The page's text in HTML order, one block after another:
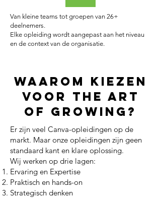
Van kleine teams tot groepen van 26+
deelnemers.
Elke opleiding wordt aangepast aan het niveau
en de context van de organisatie.
Waarom kiezen
voor The art
of growing?
Er zijn veel Canva-opleidingen op de
markt. Maar onze opleidingen zijn geen
standaard kant en klare oplossing.
Wij werken op drie lagen:
Ervaring en Expertise
Praktisch en hands-on
Strategisch denken